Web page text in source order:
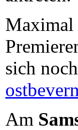
Maximal
sich
Am